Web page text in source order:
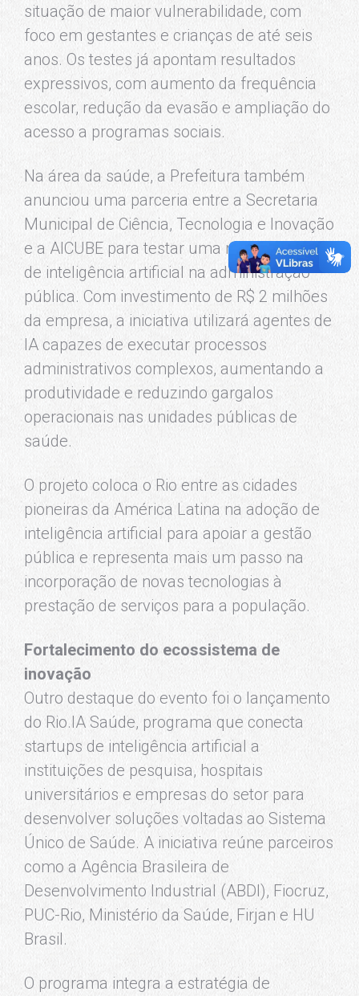
situação de maior vulnerabilidade, com
foco em gestantes e crianças de até seis
anos. Os testes já apontam resultados
expressivos, com aumento da frequência
escolar, redução da evasão e ampliação do
acesso a programas sociais.
Na área da saúde, a Prefeitura também
anunciou uma parceria entre a Secretaria
Municipal de Ciência, Tecnologia e Inovação
e a AICUBE para testar uma nova geração
de inteligência artificial na administração
pública. Com investimento de R$ 2 milhões
da empresa, a iniciativa utilizará agentes de
IA capazes de executar processos
administrativos complexos, aumentando a
produtividade e reduzindo gargalos
operacionais nas unidades públicas de
saúde.
O projeto coloca o Rio entre as cidades
pioneiras da América Latina na adoção de
inteligência artificial para apoiar a gestão
pública e representa mais um passo na
incorporação de novas tecnologias à
prestação de serviços para a população.
Fortalecimento do ecossistema de
inovação
Outro destaque do evento foi o lançamento
do Rio.IA Saúde, programa que conecta
startups de inteligência artificial a
instituições de pesquisa, hospitais
universitários e empresas do setor para
desenvolver soluções voltadas ao Sistema
Único de Saúde. A iniciativa reúne parceiros
como a Agência Brasileira de
Desenvolvimento Industrial (ABDI), Fiocruz,
PUC-Rio, Ministério da Saúde, Firjan e HU
Brasil.
O programa integra a estratégia de